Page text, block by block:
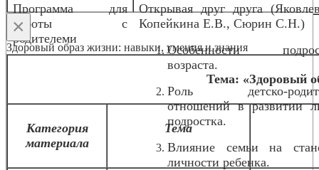
Программа для
работы с
родителеми
Открывая друг друга
Копейкина Е.В., Сюрин С.Н.)
Особенности
возраста.
Роль детско-
отношений в развитии
подростка.
Влияние семьи на
личности ребенка.
×
Здоровый образ жизни: навыки, умения и знания
Тема: «Здоровый
Категория
материала
Тема